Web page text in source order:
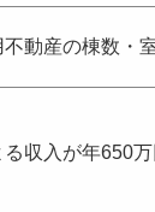
動産の棟数・
収入が年650万